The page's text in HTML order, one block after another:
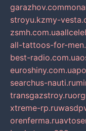
garazhov.com
stroyu.kzmy-
zsmh.com.ua
all-tattoos-for-
best-radio.com.ua
euroshiny.com.ua
searchus-nauti.ru
transgazstroy.ru
xtreme-rp.ru
orenferma.ru